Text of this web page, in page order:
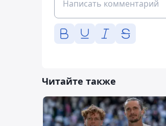
Читайте также